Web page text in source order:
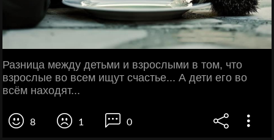
Разница между детьми и взрослыми в том, что
взрослые во всем ищут счастье... А дети его во
всём находят...
8 1 0